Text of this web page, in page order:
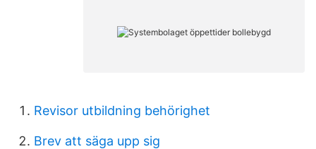
Revisor utbildning behörighet
Brev att säga upp sig